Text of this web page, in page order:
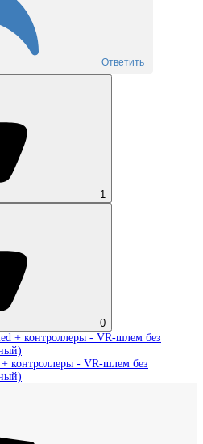
Ответить
1
0
контроллеры - VR‑шлем без